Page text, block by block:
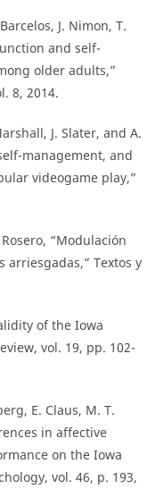
J. Nimon, T.
and self-
older adults,”
8, 2014.
J. Slater, and A.
management, and
videogame play,”
“Modulación
arriesgadas,” Textos y
of the Iowa
vol. 19, pp. 102-
E. Claus, M. T.
in affective
on the Iowa
vol. 46, p. 193,